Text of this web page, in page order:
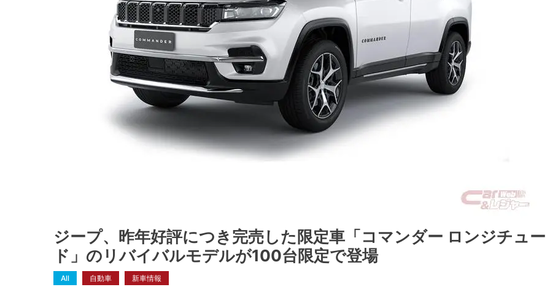
ジープ、昨年好評につき完売した限定車「コマンダー ロンジチュー
ド」のリバイバルモデルが100台限定で登場
All 自動車 新車情報